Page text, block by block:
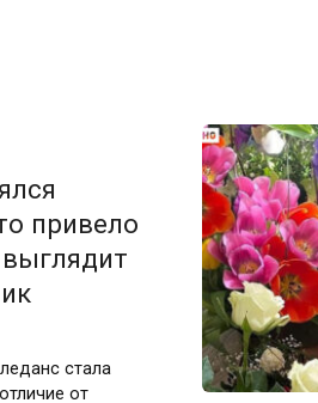
привело
стала
от